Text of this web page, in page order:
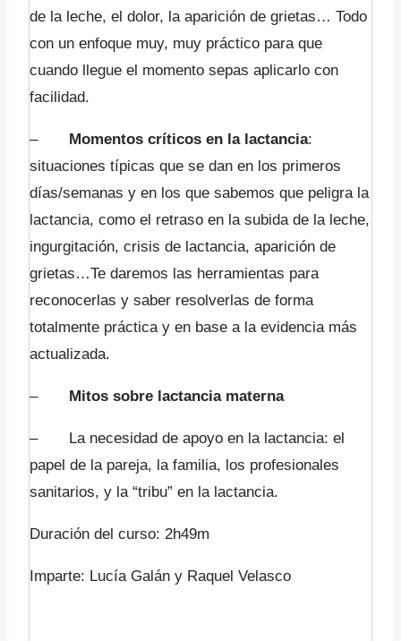
de la leche, el dolor, la aparición de grietas… Todo
con un enfoque muy, muy práctico para que
cuando llegue el momento sepas aplicarlo con
facilidad.
– Momentos críticos en la lactancia:
situaciones típicas que se dan en los primeros
días/semanas y en los que sabemos que peligra la
lactancia, como el retraso en la subida de la leche,
ingurgitación, crisis de lactancia, aparición de
grietas…Te daremos las herramientas para
reconocerlas y saber resolverlas de forma
totalmente práctica y en base a la evidencia más
actualizada.
– Mitos sobre lactancia materna
– La necesidad de apoyo en la lactancia: el
papel de la pareja, la familia, los profesionales
sanitarios, y la “tribu” en la lactancia.
Duración del curso: 2h49m
Imparte: Lucía Galán y Raquel Velasco